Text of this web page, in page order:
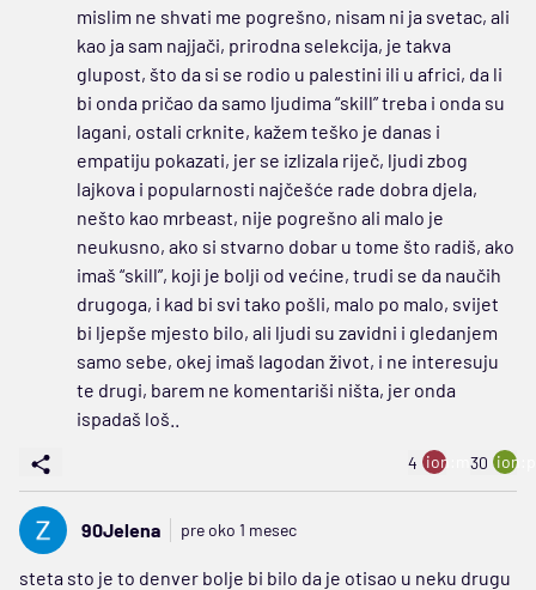
mislim ne shvati me pogrešno, nisam ni ja svetac, ali
kao ja sam najjači, prirodna selekcija, je takva
glupost, što da si se rodio u palestini ili u africi, da li
bi onda pričao da samo ljudima “skill” treba i onda su
lagani, ostali crknite, kažem teško je danas i
empatiju pokazati, jer se izlizala riječ, ljudi zbog
lajkova i popularnosti najčešće rade dobra djela,
nešto kao mrbeast, nije pogrešno ali malo je
neukusno, ako si stvarno dobar u tome što radiš, ako
imaš “skill”, koji je bolji od većine, trudi se da naučih
drugoga, i kad bi svi tako pošli, malo po malo, svijet
bi ljepše mjesto bilo, ali ljudi su zavidni i gledanjem
samo sebe, okej imaš lagodan život, i ne interesuju
te drugi, barem ne komentariši ništa, jer onda
ispadaš loš..
4 ion:minus
30
90Jelena pre oko 1 mesec
steta sto je to denver bolje bi bilo da je otisao u neku drugu